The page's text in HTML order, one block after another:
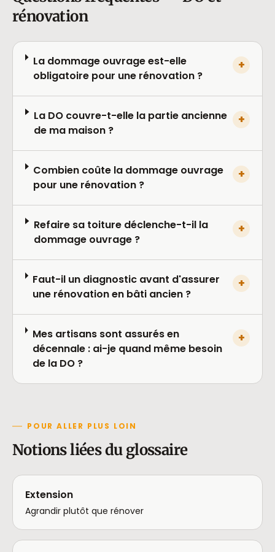
rénovation
La dommage ouvrage est-elle
obligatoire pour une rénovation ?
+
La DO couvre-t-elle la partie ancienne
de ma maison ?
+
Combien coûte la dommage ouvrage
pour une rénovation ?
+
Refaire sa toiture déclenche-t-il la
dommage ouvrage ?
+
Faut-il un diagnostic avant d'assurer
une rénovation en bâti ancien ?
+
Mes artisans sont assurés en
décennale : ai-je quand même besoin
de la DO ?
+
POUR ALLER PLUS LOIN
Notions liées du glossaire
Extension
Agrandir plutôt que rénover